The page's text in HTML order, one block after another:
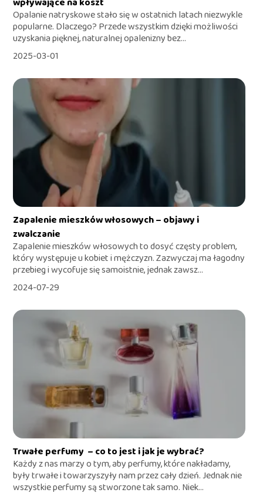
Opalanie natryskowe stało się w ostatnich latach niezwykle
popularne. Dlaczego? Przede wszystkim dzięki możliwości
uzyskania pięknej, naturalnej opalenizny bez...
2025-03-01
Zapalenie mieszków włosowych – objawy i
zwalczanie
Zapalenie mieszków włosowych to dosyć częsty problem,
który występuje u kobiet i mężczyzn. Zazwyczaj ma łagodny
przebieg i wycofuje się samoistnie, jednak zawsz...
2024-07-29
Trwałe perfumy – co to jest i jak je wybrać?
Każdy z nas marzy o tym, aby perfumy, które nakładamy,
były trwałe i towarzyszyły nam przez cały dzień. Jednak nie
wszystkie perfumy są stworzone tak samo. Niek...